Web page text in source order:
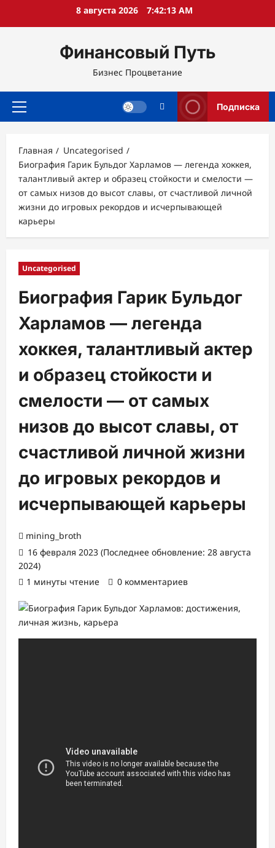
8 августа 2026 7:42:14 AM
Финансовый Путь
Бизнес Процветание
Основное
Подписка
Главная
Uncategorised
Биография Гарик Бульдог Харламов — легенда хоккея,
талантливый актер и образец стойкости и смелости —
от самых низов до высот славы, от счастливой личной
жизни до игровых рекордов и исчерпывающей
карьеры
Uncategorised
Биография Гарик Бульдог
Харламов — легенда
хоккея, талантливый актер
и образец стойкости и
смелости — от самых
низов до высот славы, от
счастливой личной жизни
до игровых рекордов и
исчерпывающей карьеры
mining_broth
16 февраля 2023 (Последнее обновление: 28 августа
2024)
1 минуты чтение
0 комментариев